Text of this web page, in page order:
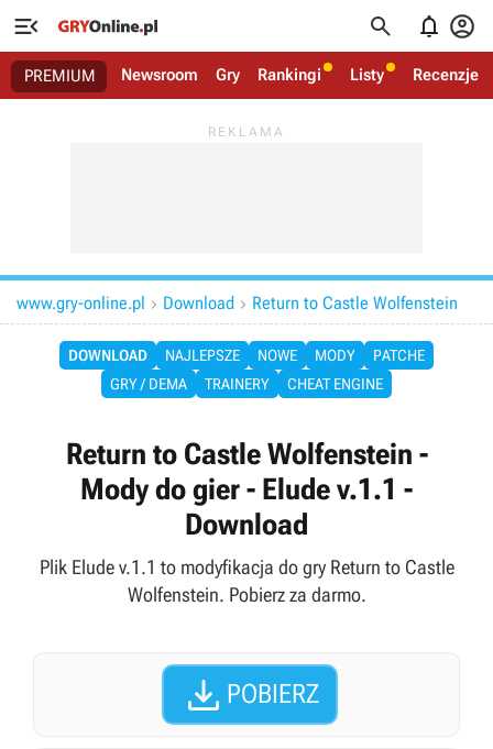
   
PREMIUM Newsroom Gry Rankingi Listy Recenzje
www.gry-online.pl  Download  Return to Castle Wolfenstein
DOWNLOAD NAJLEPSZE NOWE MODY
PATCHE
GRY / DEMA
TRAINERY CHEAT ENGINE
Return to Castle Wolfenstein -
Mody do gier - Elude v.1.1 -
Download
Plik Elude v.1.1 to modyfikacja do gry Return to Castle
Wolfenstein. Pobierz za darmo.
 POBIERZ